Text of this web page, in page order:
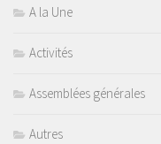
A la Une
Activités
Assemblées générales
Autres